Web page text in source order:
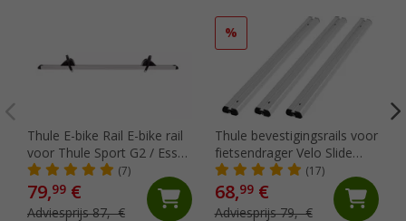
Thule E-bike Rail E-bike rail
voor Thule Sport G2 / Esse
4 CD fietsendrager
(7)
79,99 €
Adviesprijs 87,- €
%
Thule bevestigingsrails voor
fietsendrager Velo Slide
70cm
(17)
68,99€
Adviesprijs 79,- €